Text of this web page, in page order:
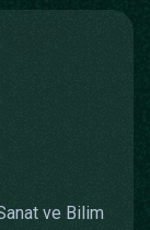
ve Bilim